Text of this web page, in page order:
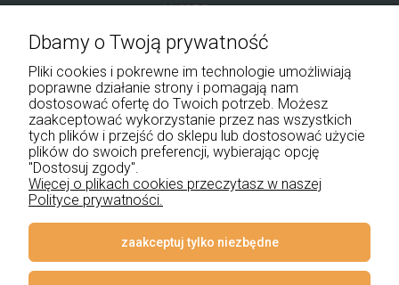
41-907 Bytom
+48 534 555 344
sklep@noxbox.pl
Pomoc
Płatności i dostawa
Informacje
Dbamy o Twoją prywatność
Pliki cookies i pokrewne im technologie umożliwiają
poprawne działanie strony i pomagają nam
dostosować ofertę do Twoich potrzeb. Możesz
zaakceptować wykorzystanie przez nas wszystkich
tych plików i przejść do sklepu lub dostosować użycie
plików do swoich preferencji, wybierając opcję
"Dostosuj zgody".
Więcej o plikach cookies przeczytasz w naszej
Polityce prywatności.
zaakceptuj tylko niezbędne